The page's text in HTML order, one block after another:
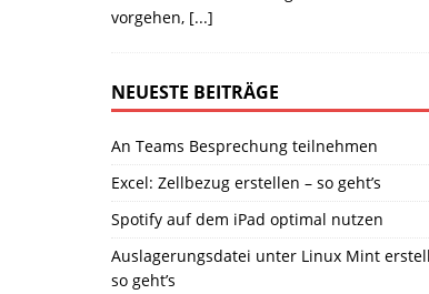
vorgehen, [...]
NEUESTE BEITRÄGE
An Teams Besprechung teilnehmen
Excel: Zellbezug erstellen – so geht’s
Spotify auf dem iPad optimal nutzen
Auslagerungsdatei unter Linux Mint
so geht’s